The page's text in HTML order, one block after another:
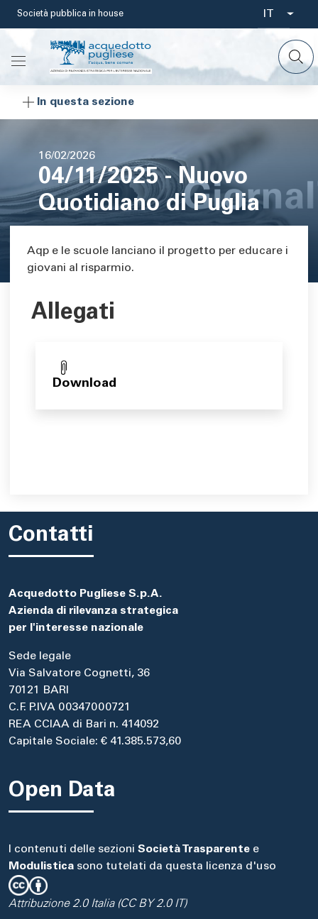
Salta
contenuto
principale
Società pubblica in house
Select
your
IT
In questa sezione
Data
di
pubblicazione
16/02/2026
04/11/2025 - Nuovo
Quotidiano di Puglia
Area di testo
Aqp e le scuole lanciano il progetto per educare i
giovani al risparmio.
Allegati
Download
Contatti
Acquedotto Pugliese S.p.A.
Azienda di rilevanza strategica
per l'interesse nazionale
Sede legale
Via Salvatore Cognetti, 36
70121 BARI
C.F. P.IVA 00347000721
REA CCIAA di Bari n. 414092
Capitale Sociale: € 41.385.573,60
Open Data
I contenuti delle sezioni Società Trasparente e
Modulistica sono tutelati da questa licenza d'uso
Attribuzione 2.0 Italia (CC BY 2.0 IT)